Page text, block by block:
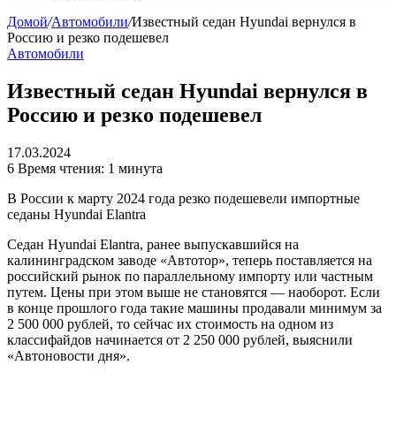
Домой/Автомобили/Известный седан Hyundai вернулся в
Россию и резко подешевел
Автомобили
Известный седан Hyundai вернулся в
Россию и резко подешевел
17.03.2024
6 Время чтения: 1 минута
В России к марту 2024 года резко подешевели импортные
седаны Hyundai Elantra
Седан Hyundai Elantra, ранее выпускавшийся на
калининградском заводе «Автотор», теперь поставляется на
российский рынок по параллельному импорту или частным
путем. Цены при этом выше не становятся — наоборот. Если
в конце прошлого года такие машины продавали минимум за
2 500 000 рублей, то сейчас их стоимость на одном из
классифайдов начинается от 2 250 000 рублей, выяснили
«Автоновости дня».